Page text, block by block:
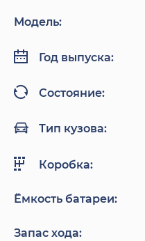
Модель:
Год выпуска:
Состояние:
Тип кузова:
Коробка:
Ёмкость батареи:
Запас хода: